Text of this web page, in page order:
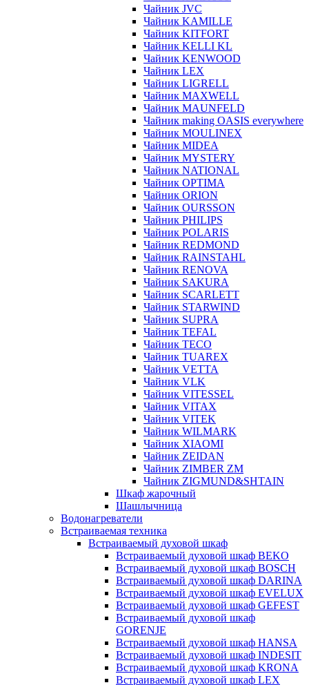
Чайник JVC
Чайник KAMILLE
Чайник KITFORT
Чайник KELLI KL
Чайник KENWOOD
Чайник LEX
Чайник LIGRELL
Чайник MAXWELL
Чайник MAUNFELD
Чайник making OASIS everywhere
Чайник MOULINEX
Чайник MIDEA
Чайник MYSTERY
Чайник NATIONAL
Чайник OPTIMA
Чайник ORION
Чайник OURSSON
Чайник PHILIPS
Чайник POLARIS
Чайник REDMOND
Чайник RAINSTAHL
Чайник RENOVA
Чайник SAKURA
Чайник SCARLETT
Чайник STARWIND
Чайник SUPRA
Чайник TEFAL
Чайник TECO
Чайник TUAREX
Чайник VETTA
Чайник VLK
Чайник VITESSEL
Чайник VITAX
Чайник VITEK
Чайник WILMARK
Чайник XIAOMI
Чайник ZEIDAN
Чайник ZIMBER ZM
Чайник ZIGMUND&SHTAIN
Шкаф жарочный
Шашлычница
Водонагреватели
Встраиваемая техника
Встраиваемый духовой шкаф
Встраиваемый духовой шкаф BEKO
Встраиваемый духовой шкаф BOSCH
Встраиваемый духовой шкаф DARINA
Встраиваемый духовой шкаф EVELUX
Встраиваемый духовой шкаф GEFEST
Встраиваемый духовой шкаф
GORENJE
Встраиваемый духовой шкаф HANSA
Встраиваемый духовой шкаф INDESIT
Встраиваемый духовой шкаф KRONA
Встраиваемый духовой шкаф LEX